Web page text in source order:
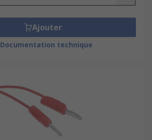
Ajouter
Documentation technique